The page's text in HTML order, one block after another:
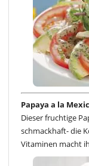
Papaya a la
Dieser fruchtige
schmackhaft- die
Vitaminen macht